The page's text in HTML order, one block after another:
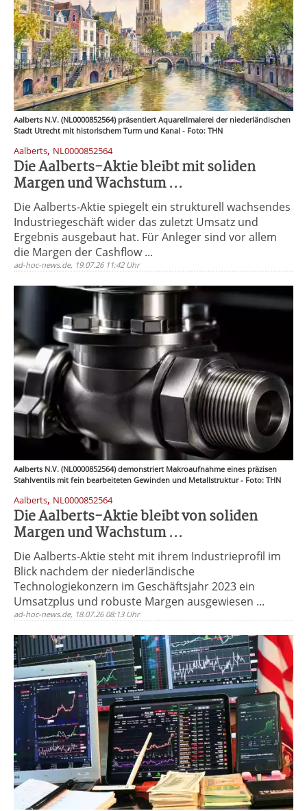
Aalberts N.V. (NL0000852564) präsentiert Aquarellmalerei der niederländischen
Stadt Utrecht mit historischem Turm und Kanal - Foto: THN
Aalberts, NL0000852564
Die Aalberts-Aktie bleibt mit soliden
Margen und Wachstum ...
Die Aalberts-Aktie spiegelt ein strukturell wachsendes
Industriegeschäft wider das zuletzt Umsatz und
Ergebnis ausgebaut hat. Für Anleger sind vor allem
die Margen der Cashflow ...
ad-hoc-news.de, 19.07.26 11:42 Uhr
Aalberts N.V. (NL0000852564) demonstriert Makroaufnahme eines präzisen
Stahlventils mit fein bearbeiteten Gewinden und Metallstruktur - Foto: THN
Aalberts, NL0000852564
Die Aalberts-Aktie bleibt von soliden
Margen und Wachstum ...
Die Aalberts-Aktie steht mit ihrem Industrieprofil im
Blick nachdem der niederländische
Technologiekonzern im Geschäftsjahr 2023 ein
Umsatzplus und robuste Margen ausgewiesen ...
ad-hoc-news.de, 18.07.26 08:13 Uhr